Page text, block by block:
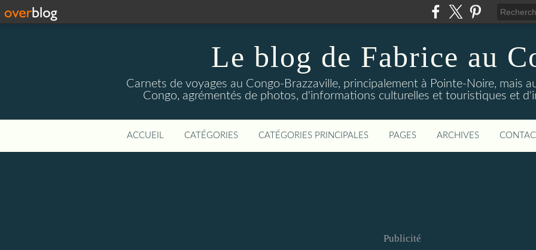
Le blog de Fabrice au
Carnets de voyages au Congo-Brazzaville, principalement à Pointe-Noire, mais
Congo, agrémentés de photos, d'informations culturelles et touristiques et
ACCUEIL CATÉGORIES CATÉGORIES PRINCIPALES PAGES ARCHIVES
Publicité